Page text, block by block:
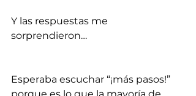
Y las respuestas me
sorprendieron…
Esperaba escuchar “¡más pasos!”